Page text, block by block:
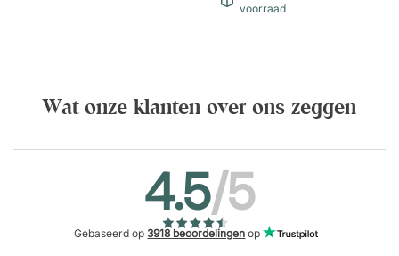
voorraad
Wat onze klanten over ons zeggen
4.5/5
Gebaseerd op3918 beoordelingen op